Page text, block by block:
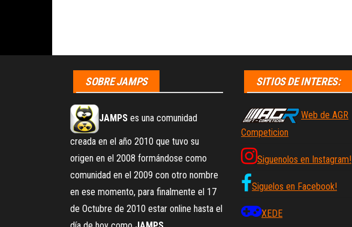
SOBRE JAMPS
JAMPS es una comunidad
creada en el año 2010 que tuvo su
origen en el 2008 formándose como
comunidad en el 2009 con otro nombre
en ese momento, para finalmente el 17
de Octubre de 2010 estar online hasta el
SITIOS DE INTERES:
Web de AGR
Competicion
Siguenolos en Instagram!
Siguelos en Facebook!
XEDE